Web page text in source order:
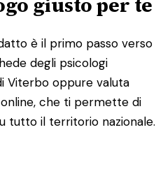
è il primo passo verso
degli psicologi
Viterbo oppure valuta
che ti permette di
tutto il territorio nazionale.